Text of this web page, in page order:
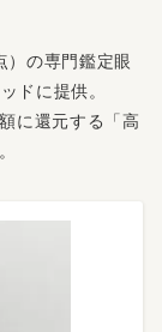
）の専門鑑定眼
ドに提供。
に還元する「高